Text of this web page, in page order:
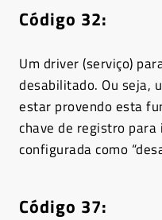
Código 32:
Um driver (serviço)
desabilitado. Ou seja,
estar provendo esta
chave de registro
configurada como
Código 37: